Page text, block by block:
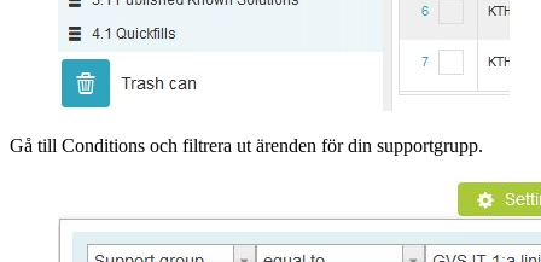
Gå till Conditions och filtrera ut ärenden för din supportgrupp.